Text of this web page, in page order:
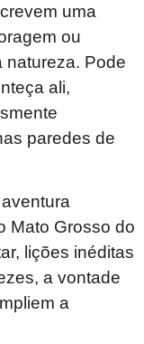
uma
ou
natureza. Pode
ali,
paredes de
Mato Grosso do
lições inéditas
a vontade
a